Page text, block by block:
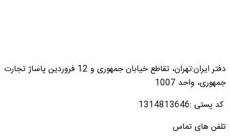
دفتر ایران:تهران، تقاطع خیابان جمهوری و 12 فروردین پاساژ تجارت
جمهوری، واحد 1007
کد پستی :1314813646
تلفن های تماس